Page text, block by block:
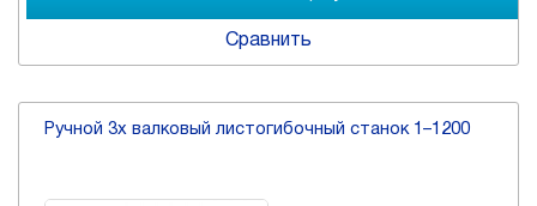
Сравнить
Ручной 3х валковый листогибочный станок 1–1200